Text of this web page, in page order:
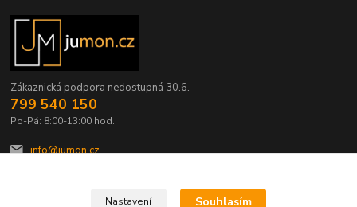
Zákaznická podpora nedostupná 30.6.
799 540 150
Po-Pá: 8:00-13:00 hod.
info@jumon.cz
Nastavení Souhlasím